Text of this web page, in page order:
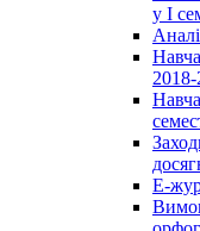
у І
Е-